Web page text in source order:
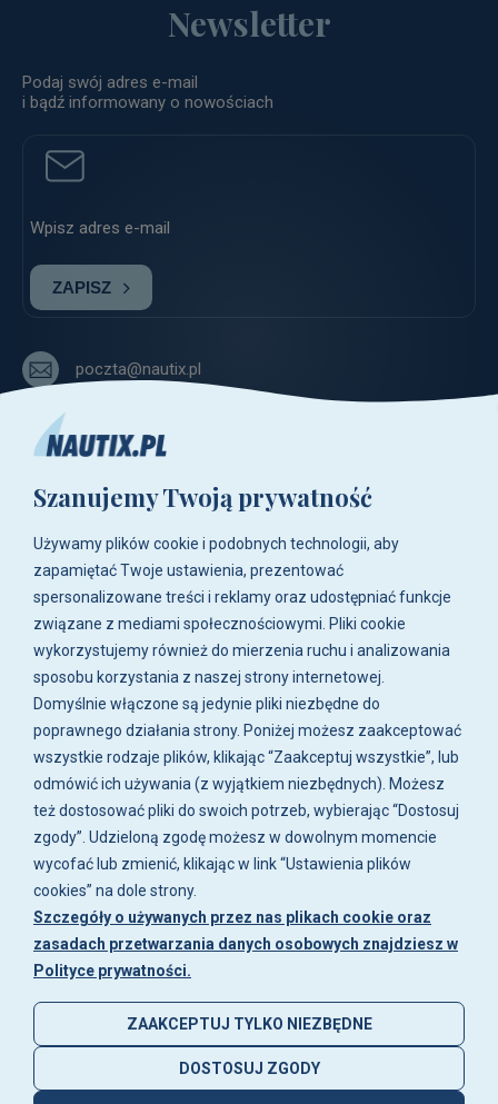
Newsletter
Podaj swój adres e-mail
i bądź informowany o nowościach
ZAPISZ
poczta@nautix.pl
+48 783-788-216
ul. Zwoleńska 23,
04-761 Warszawa
Biuro i sklep są czynne:
pn-pt w godz. 8:00 - 16:00.
O firmie
Zakupy
Moje konto
Artykuły i galeria
© 2026 nautix.plSklep internetowy Shoper
Szanujemy Twoją prywatność
Używamy plików cookie i podobnych technologii, aby
zapamiętać Twoje ustawienia, prezentować
spersonalizowane treści i reklamy oraz udostępniać funkcje
związane z mediami społecznościowymi. Pliki cookie
wykorzystujemy również do mierzenia ruchu i analizowania
sposobu korzystania z naszej strony internetowej.
Domyślnie włączone są jedynie pliki niezbędne do
poprawnego działania strony. Poniżej możesz zaakceptować
wszystkie rodzaje plików, klikając “Zaakceptuj wszystkie”, lub
odmówić ich używania (z wyjątkiem niezbędnych). Możesz
też dostosować pliki do swoich potrzeb, wybierając “Dostosuj
zgody”. Udzieloną zgodę możesz w dowolnym momencie
wycofać lub zmienić, klikając w link “Ustawienia plików
cookies” na dole strony.
Szczegóły o używanych przez nas plikach cookie oraz
zasadach przetwarzania danych osobowych znajdziesz w
Polityce prywatności.
ZAAKCEPTUJ TYLKO NIEZBĘDNE
DOSTOSUJ ZGODY